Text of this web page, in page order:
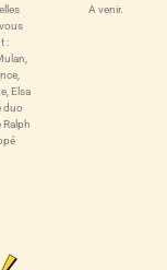
:
Elsa
duo
Ralph
A venir.